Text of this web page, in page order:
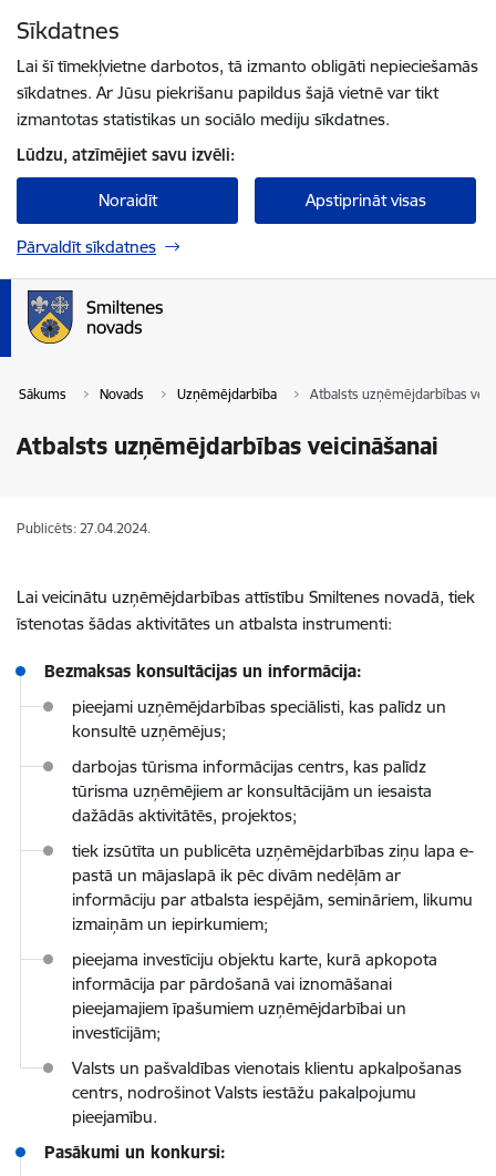
Sīkdatnes
Lai šī tīmekļvietne darbotos, tā izmanto obligāti nepieciešamās
sīkdatnes. Ar Jūsu piekrišanu papildus šajā vietnē var tikt
izmantotas statistikas un sociālo mediju sīkdatnes.
Lūdzu, atzīmējiet savu izvēli:
Noraidīt Apstiprināt visas
Pārvaldīt sīkdatnes
Sākums Novads Uzņēmējdarbība Atbalsts uzņēmējdarbības
Atbalsts uzņēmējdarbības veicināšanai
Publicēts: 27.04.2024.
Lai veicinātu uzņēmējdarbības attīstību Smiltenes novadā, tiek
īstenotas šādas aktivitātes un atbalsta instrumenti:
Bezmaksas konsultācijas un informācija:
pieejami uzņēmējdarbības speciālisti, kas palīdz un
konsultē uzņēmējus;
darbojas tūrisma informācijas centrs, kas palīdz
tūrisma uzņēmējiem ar konsultācijām un iesaista
dažādās aktivitātēs, projektos;
tiek izsūtīta un publicēta uzņēmējdarbības ziņu lapa e-
pastā un mājaslapā ik pēc divām nedēļām ar
informāciju par atbalsta iespējām, semināriem, likumu
izmaiņām un iepirkumiem;
pieejama investīciju objektu karte, kurā apkopota
informācija par pārdošanā vai iznomāšanai
pieejamajiem īpašumiem uzņēmējdarbībai un
investīcijām;
Valsts un pašvaldības vienotais klientu apkalpošanas
centrs, nodrošinot Valsts iestāžu pakalpojumu
pieejamību.
Pasākumi un konkursi: